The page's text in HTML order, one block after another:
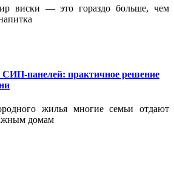
виски — это гораздо больше, чем
панелей: практичное решение
жилья многие семьи отдают
домам